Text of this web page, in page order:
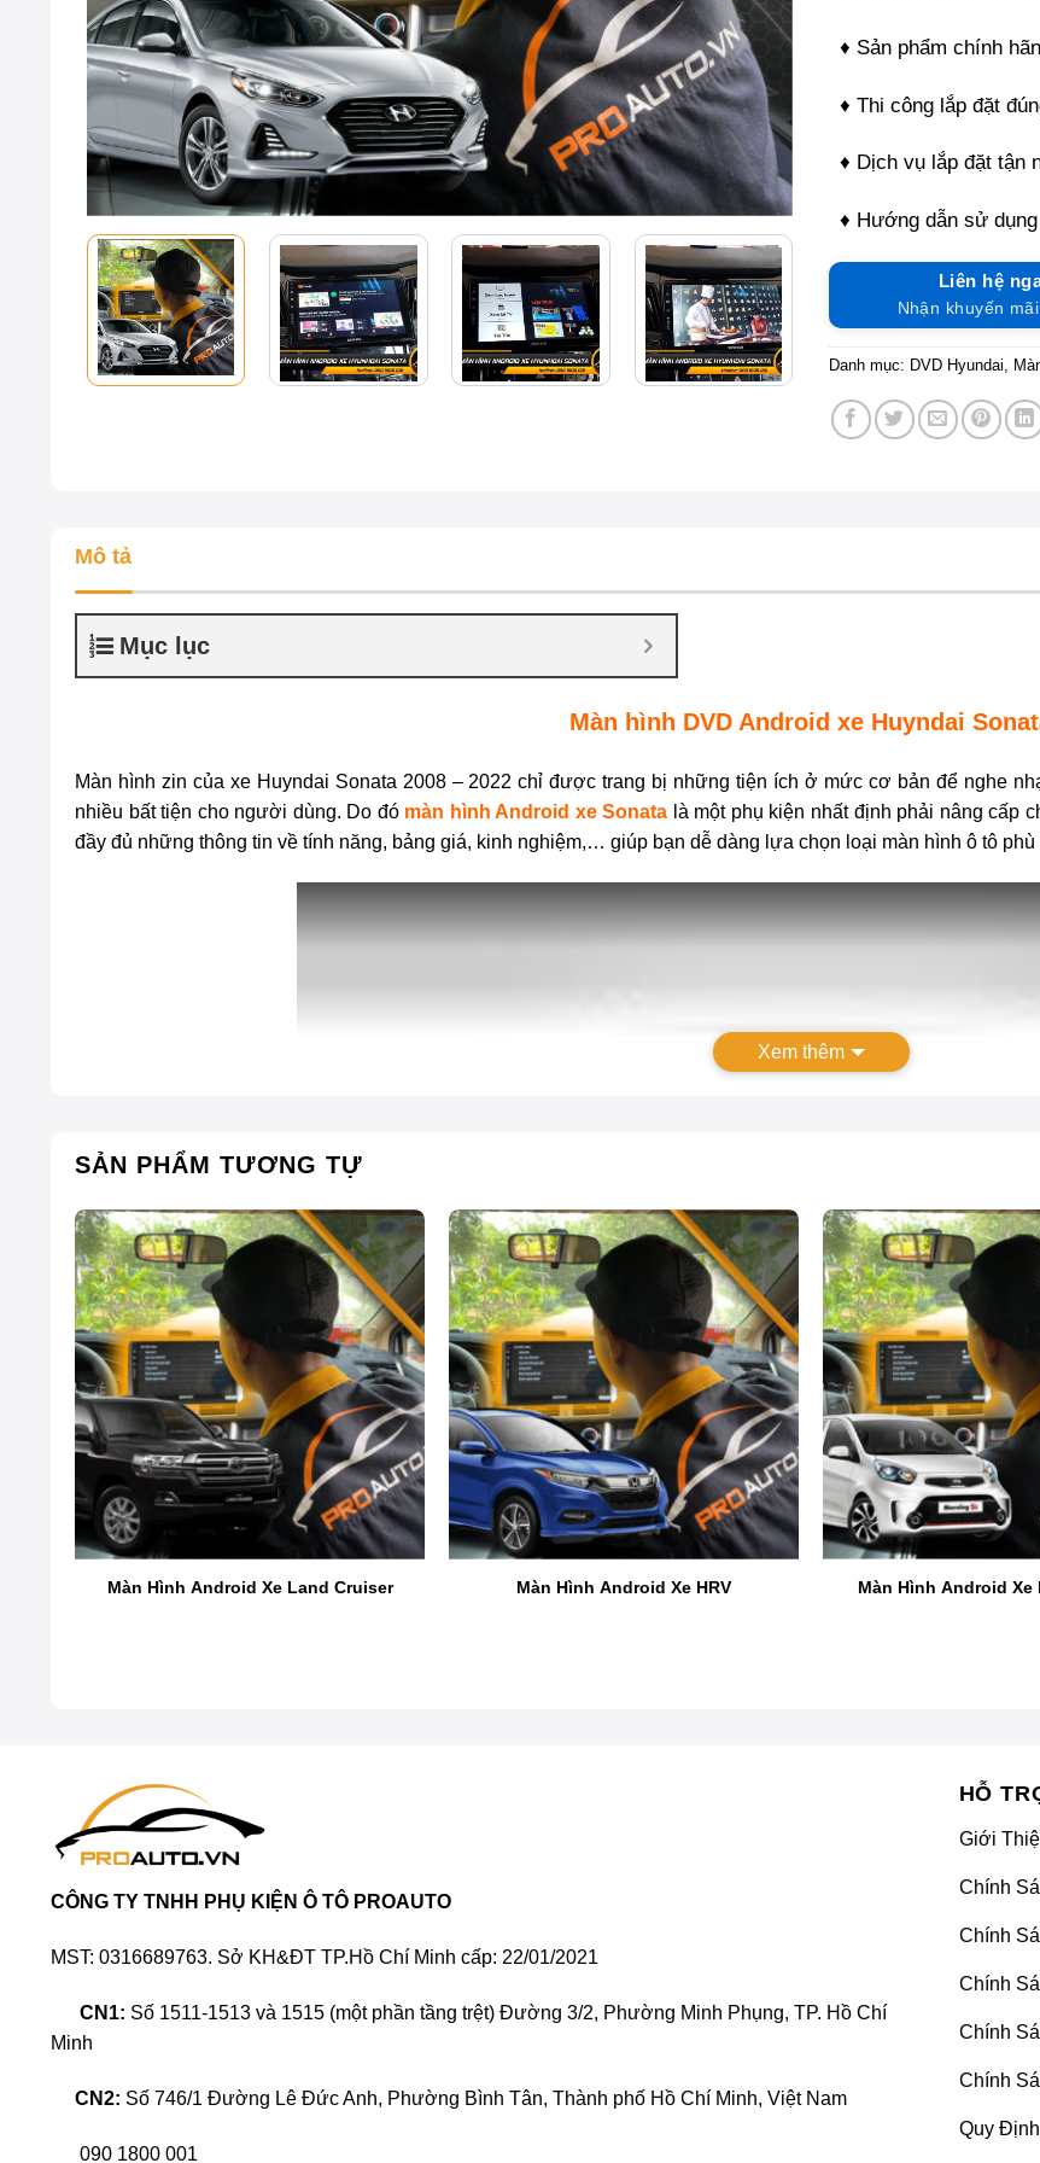
♦ Sản phẩm chính
♦ Thi công lắp đặt
♦ Dịch vụ lắp đặt tận
♦ Hướng dẫn sử
Liên hệ
Nhận khuyến
Danh mục: DVD Hyundai
Mô tả
Mục lục
Màn hình DVD Android xe Huyndai
Màn hình zin của xe Huyndai Sonata 2008 – 2022 chỉ được trang bị những tiện ích ở mức cơ bản để nghe
nhiều bất tiện cho người dùng. Do đó màn hình Android xe Sonata là một phụ kiện nhất định phải nâng cấp
đầy đủ những thông tin về tính năng, bảng giá, kinh nghiệm,… giúp bạn dễ dàng lựa chọn loại màn hình ô tô
Top 4 màn hình DVD Android xe ô tô
Lắp đặt màn hình Android xe Huyndai Sonata mang trải
Xem thêm
SẢN PHẨM TƯƠNG TỰ
Màn Hình Android Xe Land Cruiser Màn Hình Android Xe HRV Màn Hình Android Xe
CÔNG TY TNHH PHỤ KIỆN Ô TÔ PROAUTO
MST: 0316689763. Sở KH&ĐT TP.Hồ Chí Minh cấp: 22/01/2021
CN1: Số 1511-1513 và 1515 (một phần tầng trệt) Đường 3/2, Phường Minh Phụng, TP. Hồ Chí
Minh
CN2: Số 746/1 Đường Lê Đức Anh, Phường Bình Tân, Thành phố Hồ Chí Minh, Việt Nam
090 1800 001
HỖ
Giới
Chính
Chính
Chính
Chính
Chính
Quy